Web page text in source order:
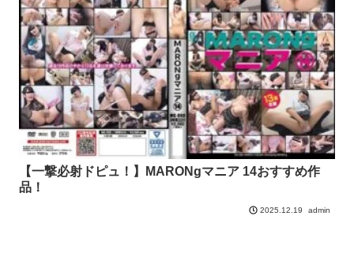
【一撃必射ドピュ！】MARONgマニア 14おすすめ作
品！
2025.12.19 admin